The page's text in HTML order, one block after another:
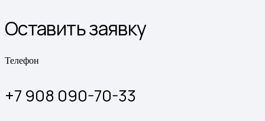
Оставить заявку
Телефон
+7 908 090-70-33